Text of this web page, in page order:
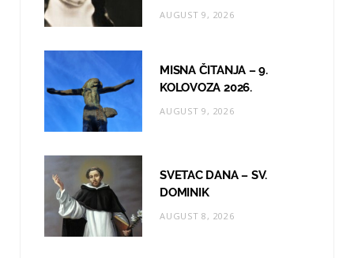
a
AUGUST 9, 2026
MISNA ČITANJA – 9.
KOLOVOZA 2026.
AUGUST 9, 2026
SVETAC DANA – SV.
DOMINIK
AUGUST 8, 2026